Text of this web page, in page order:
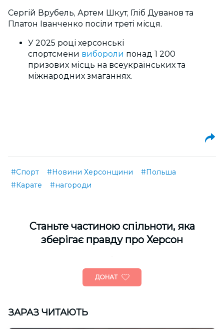
Сергій Врубель, Артем Шкут, Гліб Дуванов та
Платон Іванченко посіли треті місця.
У 2025 році херсонські
спортсмени вибороли понад 1 200
призових місць на всеукраїнських та
міжнародних змаганнях.
#Спорт #Новини Херсонщини
#Польша
#Карате
#нагороди
Cтаньте частиною спільноти, яка
зберігає правду про Херсон
ДОНАТ
ЗАРАЗ ЧИТАЮТЬ